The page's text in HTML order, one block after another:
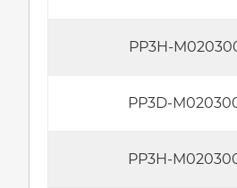
PP3H-
PP3D-
PP3H-